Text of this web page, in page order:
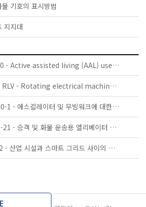
기호의 표시방법
지지대
IEC TS 63134:2020 - Active assisted living (AAL) use cases
IEC 60034-5:2020 RLV - Rotating electrical machines - Part 5: Degrees of protection provided by the integral design of rotating electrical machines (IP code) - Classification
KS B ISO/TS 25740-1 - 에스컬레이터 및 무빙워크에 대한 안전요건 — 제1부: 세계공통 필수 안전요건(GESRs)
KS B ISO/TS 8100-21 - 승객 및 화물 운송용 엘리베이터 —제21부: 세계공통 필수안전요건(GESRs)을 충족하는 세계공통 안전 파라미터(GSPs)
KS C IEC TS 62872 - 산업 시설과 스마트 그리드 사이의 산업 공정 측정, 제어 및 자동화 시스템 인터페이스